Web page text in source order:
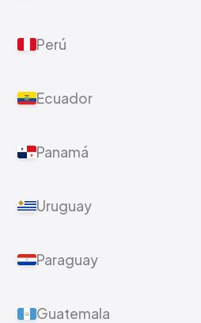
Perú
Ecuador
Panamá
Uruguay
Paraguay
Guatemala